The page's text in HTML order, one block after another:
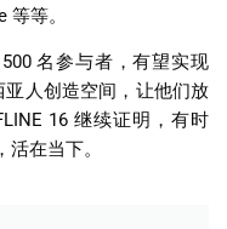
等等。
500 名参与者，有望实现
人创造空间，让他们放
16 继续证明，有时
在当下。